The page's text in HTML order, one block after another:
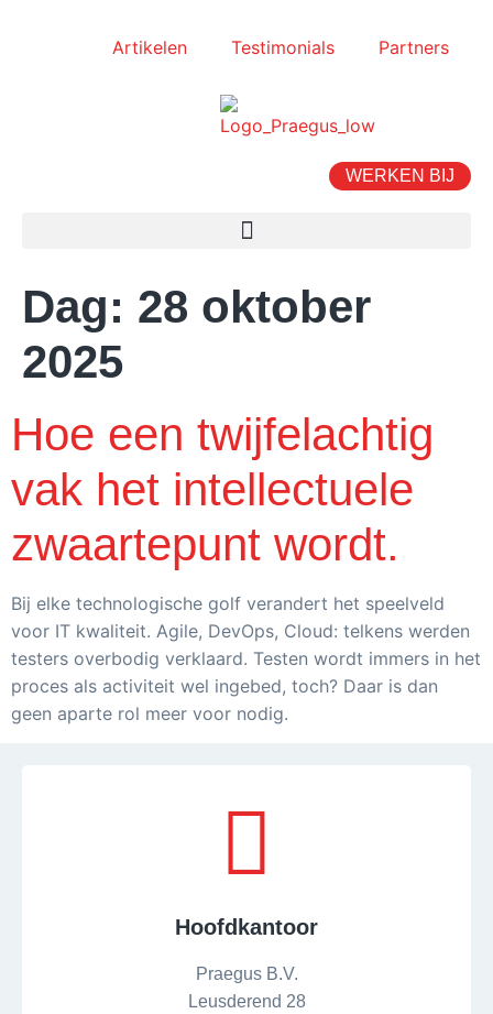
Artikelen Testimonials Partners
WERKEN BIJ
Dag: 28 oktober
2025
Hoe een twijfelachtig
vak het intellectuele
zwaartepunt wordt.
Bij elke technologische golf verandert het speelveld
voor IT kwaliteit. Agile, DevOps, Cloud: telkens werden
testers overbodig verklaard. Testen wordt immers in het
proces als activiteit wel ingebed, toch? Daar is dan
geen aparte rol meer voor nodig.
Hoofdkantoor
Praegus B.V.
Leusderend 28